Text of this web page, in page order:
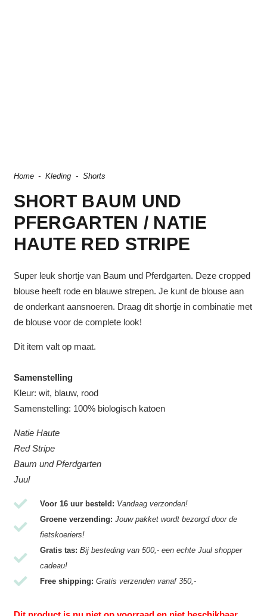
Home - Kleding - Shorts
SHORT BAUM UND
PFERGARTEN / NATIE
HAUTE RED STRIPE
Super leuk shortje van Baum und Pferdgarten. Deze cropped
blouse heeft rode en blauwe strepen. Je kunt de blouse aan
de onderkant aansnoeren. Draag dit shortje in combinatie met
de blouse voor de complete look!
Dit item valt op maat.
Samenstelling
Kleur: wit, blauw, rood
Samenstelling: 100% biologisch katoen
Natie Haute
Red Stripe
Baum und Pferdgarten
Juul
Voor 16 uur besteld: Vandaag verzonden!
Groene verzending: Jouw pakket wordt bezorgd door de
fietskoeriers!
Gratis tas: Bij besteding van 500,- een echte Juul shopper
cadeau!
Free shipping: Gratis verzenden vanaf 350,-